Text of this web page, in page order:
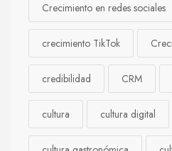
Crecimiento en redes sociales
crecimiento TikTok
credibilidad CRM
cultura cultura digital